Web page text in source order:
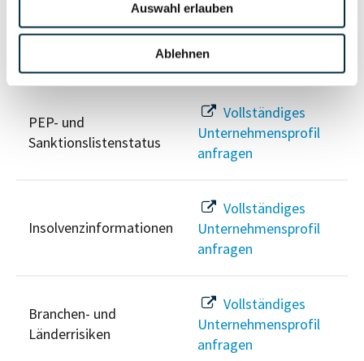
Auswahl erlauben
Ablehnen
PEP- und
Sanktionslistenstatus
Vollständiges
Unternehmensprofil
anfragen
Insolvenzinformationen
Vollständiges
Unternehmensprofil
anfragen
Branchen- und
Länderrisiken
Vollständiges
Unternehmensprofil
anfragen